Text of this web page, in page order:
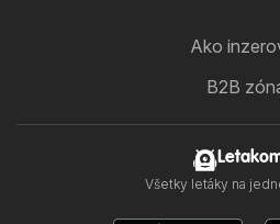
Ako
B2B
Všetky letáky na